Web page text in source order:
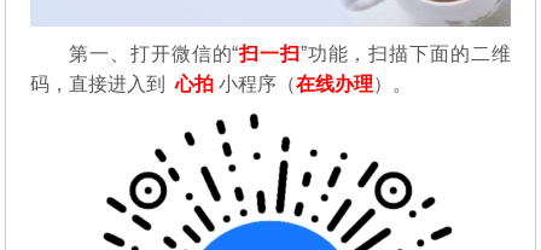
第一、打开微信的“扫一扫”功能，扫描下面的二维
码，直接进入到心拍 小程序（在线办理）。